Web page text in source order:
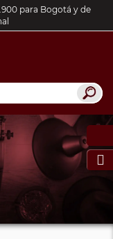
para Bogotá y de
